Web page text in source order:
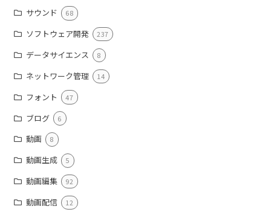
サウンド 68
ソフトウェア開発 237
データサイエンス 8
ネットワーク管理 14
フォント 47
ブログ 6
動画 8
動画生成 5
動画編集 92
動画配信 12